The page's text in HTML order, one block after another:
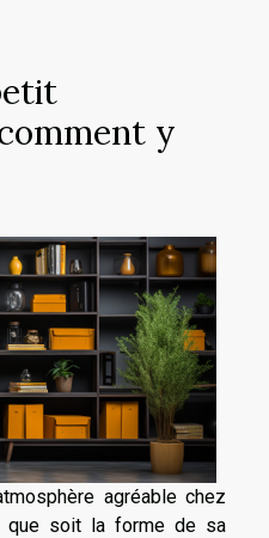
y
agréable chez
que soit la forme de sa